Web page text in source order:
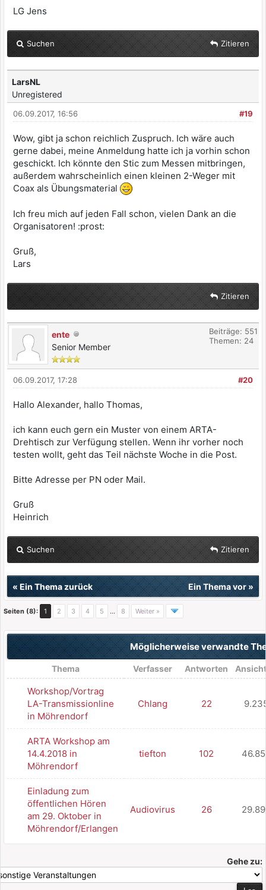
LG Jens
Suchen Zitieren
LarsNL
Unregistered
#19
06.09.2017, 16:56
Wow, gibt ja schon reichlich Zuspruch. Ich wäre auch
gerne dabei, meine Anmeldung hatte ich ja vorhin schon
geschickt. Ich könnte den Stic zum Messen mitbringen,
außerdem wahrscheinlich einen kleinen 2-Weger mit
Coax als Übungsmaterial
Ich freu mich auf jeden Fall schon, vielen Dank an die
Organisatoren! :prost:
Gruß,
Lars
Zitieren
ente
Senior Member
Beiträge: 551
Themen: 24
#20
06.09.2017, 17:28
Hallo Alexander, hallo Thomas,
ich kann euch gern ein Muster von einem ARTA-
Drehtisch zur Verfügung stellen. Wenn ihr vorher noch
testen wollt, geht das Teil nächste Woche in die Post.
Bitte Adresse per PN oder Mail.
Gruß
Heinrich
Suchen Zitieren
« Ein Thema zurück Ein Thema vor»
Seiten (8): 1 2 3 4 5 … 8 Weiter »
Möglicherweise verwandte
Thema Verfasser Antworten
Workshop/Vortrag
LA-Transmissionline
in Möhrendorf
Chlang 22
ARTA Workshop am
14.4.2018 in
Möhrendorf
tiefton 102
Einladung zum
öffentlichen Hören
am 29. Oktober in
Möhrendorf/Erlangen
Audiovirus 26
Gehe zu: